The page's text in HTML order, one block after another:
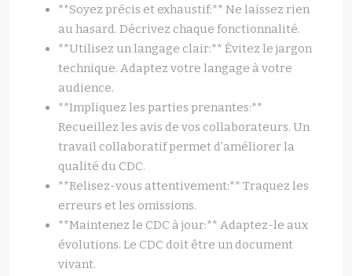
**Soyez précis et exhaustif:** Ne laissez rien
au hasard. Décrivez chaque fonctionnalité.
**Utilisez un langage clair:** Évitez le jargon
technique. Adaptez votre langage à votre
audience.
**Impliquez les parties prenantes:**
Recueillez les avis de vos collaborateurs. Un
travail collaboratif permet d’améliorer la
qualité du CDC.
**Relisez-vous attentivement:** Traquez les
erreurs et les omissions.
**Maintenez le CDC à jour:** Adaptez-le aux
évolutions. Le CDC doit être un document
vivant.